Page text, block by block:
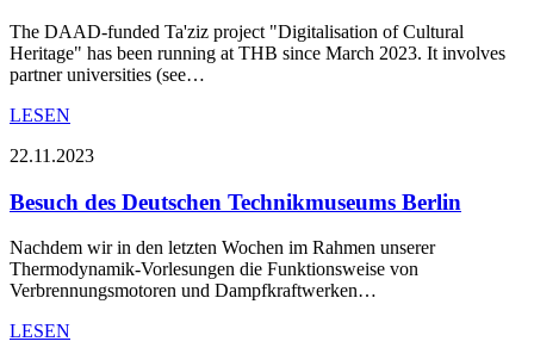
The DAAD-funded Ta'ziz project "Digitalisation of Cultural
Heritage" has been running at THB since March 2023. It involves
partner universities (see…
LESEN
22.11.2023
Besuch des Deutschen Technikmuseums Berlin
Nachdem wir in den letzten Wochen im Rahmen unserer
Thermodynamik-Vorlesungen die Funktionsweise von
Verbrennungsmotoren und Dampfkraftwerken…
LESEN